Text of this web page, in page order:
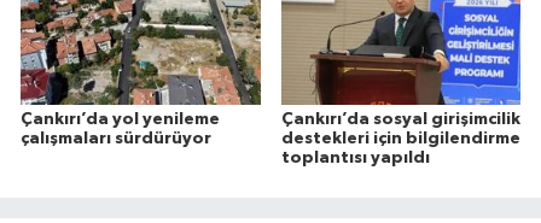
Çankırı’da yol yenileme
çalışmaları sürdürüyor
Çankırı’da sosyal girişimcilik
destekleri için bilgilendirme
toplantısı yapıldı